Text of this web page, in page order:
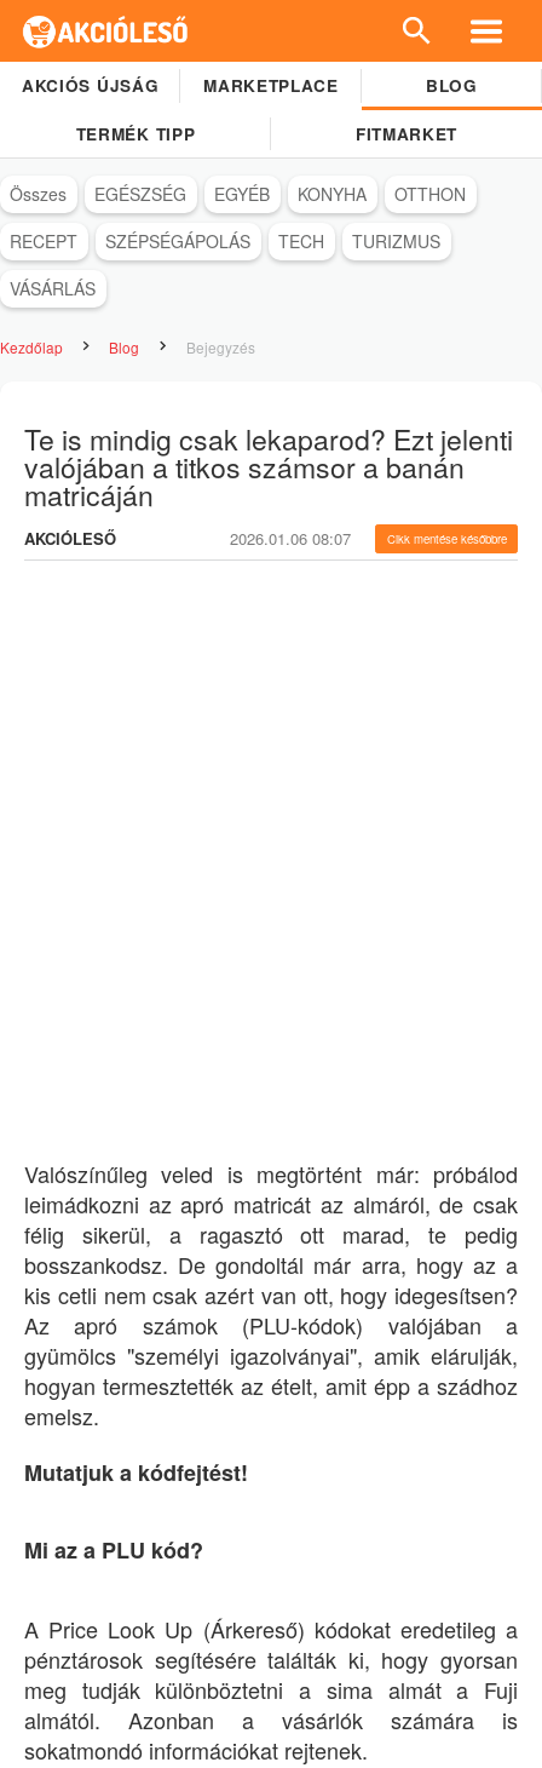
AKCIÓS ÚJSÁG MARKETPLACE BLOG
TERMÉK TIPP FITMARKET
Összes EGÉSZSÉG EGYÉB KONYHA
OTTHON
RECEPT
SZÉPSÉGÁPOLÁS TECH
TURIZMUS
VÁSÁRLÁS
Kezdőlap Blog Bejegyzés
Te is mindig csak lekaparod? Ezt jelenti
valójában a titkos számsor a banán
matricáján
AKCIÓLESŐ 2026.01.06 08:07 Cikk mentése későbbre
Valószínűleg veled is megtörtént már: próbálod
leimádkozni az apró matricát az almáról, de csak
félig sikerül, a ragasztó ott marad, te pedig
bosszankodsz. De gondoltál már arra, hogy az a
kis cetli nem csak azért van ott, hogy idegesítsen?
Az apró számok (PLU-kódok) valójában a
gyümölcs "személyi igazolványai", amik elárulják,
hogyan termesztették az ételt, amit épp a szádhoz
emelsz.
Mutatjuk a kódfejtést!
Mi az a PLU kód?
A Price Look Up (Árkereső) kódokat eredetileg a
pénztárosok segítésére találták ki, hogy gyorsan
meg tudják különböztetni a sima almát a Fuji
almától. Azonban a vásárlók számára is
sokatmondó információkat rejtenek.